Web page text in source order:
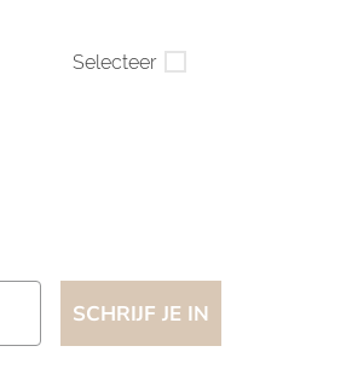
Selecteer
SCHRIJF JE IN